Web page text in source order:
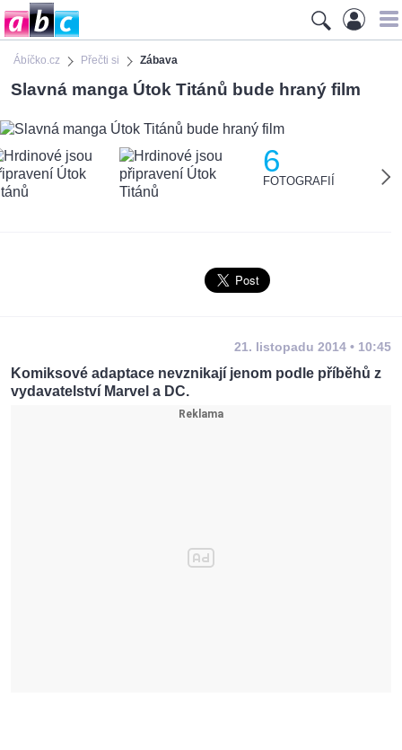
Ábíčko.cz Přečti si Zábava
Slavná manga Útok Titánů bude hraný film
6
FOTOGRAFIÍ
21. listopadu 2014 • 10:45
Komiksové adaptace nevznikají jenom podle příběhů z
vydavatelství Marvel a DC.